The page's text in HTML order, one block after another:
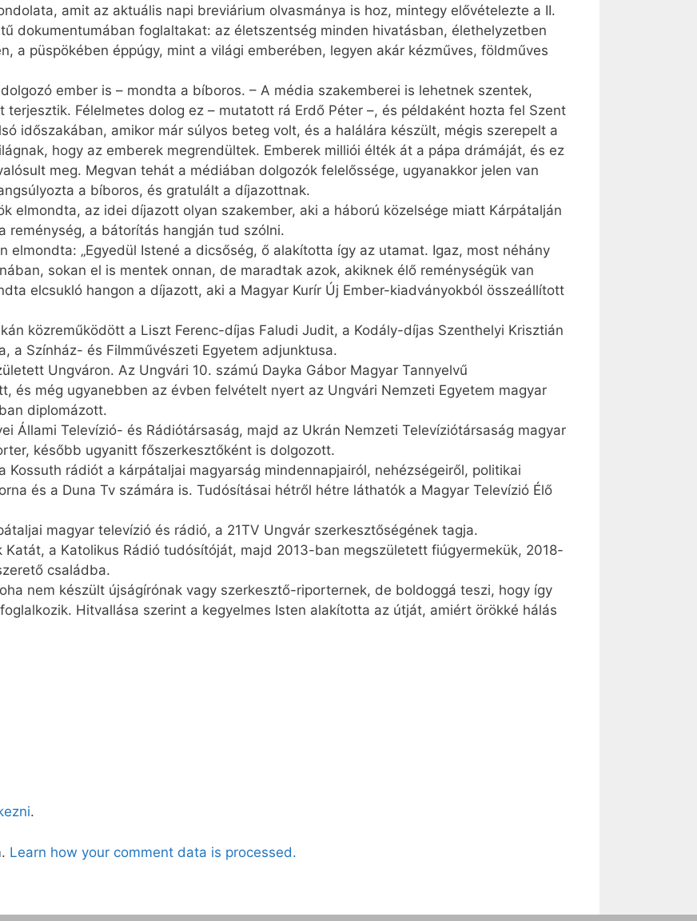
amit az aktuális napi breviárium olvasmánya is hoz, mintegy elővételezte a II.
dokumentumában foglaltakat: az életszentség minden hivatásban, élethelyzetben
a püspökében éppúgy, mint a világi emberében, legyen akár kézműves, földműves
ember is – mondta a bíboros. – A média szakemberei is lehetnek szentek,
terjesztik. Félelmetes dolog ez – mutatott rá Erdő Péter –, és példaként hozta fel Szent
időszakában, amikor már súlyos beteg volt, és a halálára készült, mégis szerepelt a
hogy az emberek megrendültek. Emberek milliói élték át a pápa drámáját, és ez
meg. Megvan tehát a médiában dol­go­zók felelőssége, ugyanakkor jelen van
a bíboros, és gratulált a díjazottnak.
elmondta, az idei díjazott olyan szakember, aki a háború közelsége miatt Kárpátalján
reménység, a bátorítás hangján tud szólni.
elmondta: „Egyedül Istené a dicsőség, ő alakította így az utamat. Igaz, most néhány
sokan el is mentek onnan, de maradtak azok, akiknek élő reménységük van
elcsukló hangon a díjazott, aki a Magyar Kurír Új Ember-kiadványokból összeállított
közreműködött a Liszt Ferenc-díjas Faludi Judit, a Kodály-díjas Szenthelyi Krisztián
a Színház- és Filmművészeti Egyetem adjunktusa.
Ungváron. Az Ungvári 10. számú Dayka Gábor Magyar Tannyelvű
és még ugyanebben az évben felvételt nyert az Ungvári Nemzeti Egyetem magyar
diplomázott.
Állami Televízió- és Rádiótársaság, majd az Ukrán Nemzeti Televízió­tár­saság magyar
később ugyanitt főszerkesztőként is dolgozott.
rádiót a kárpátaljai magyarság mindennapjairól, nehézségeiről, politikai
és a Duna Tv számára is. Tudósításai hétről hétre láthatók a Magyar Televízió Élő
magyar televízió és rádió, a 21TV Ungvár szerkesztőségének tagja.
a Katolikus Rádió tudósítóját, majd 2013-ban megszületett fiúgyermekük, 2018-
családba.
nem készült újságírónak vagy szerkesztő-riporternek, de boldoggá teszi, hogy így
Hitvallása szerint a kegyelmes Isten alakította az útját, amiért örökké hálás
.
Learn how your comment data is processed.